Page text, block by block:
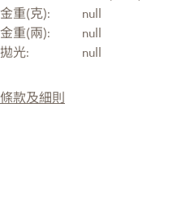
金重(克):
null
金重(兩):
null
拋光:
null
條款及細則